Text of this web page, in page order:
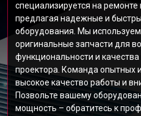
специализируется на
предлагая надежные и
оборудования. Мы
оригинальные запчасти для
функциональности и
проектора. Команда опытных
высокое качество работы и
Позвольте вашему
мощность – обратитесь к